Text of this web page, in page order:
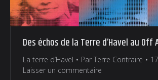
Des échos de la Terre d’Havel au Off
La terre d’Havel Par Terre Contraire
Laisser un commentaire